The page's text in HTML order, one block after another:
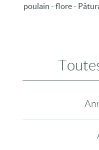
poulain - flore -